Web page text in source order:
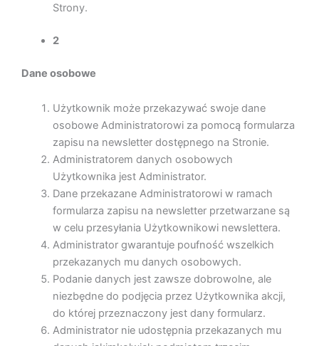
Strony.
2
Dane osobowe
Użytkownik może przekazywać swoje dane
osobowe Administratorowi za pomocą formularza
zapisu na newsletter dostępnego na Stronie.
Administratorem danych osobowych
Użytkownika jest Administrator.
Dane przekazane Administratorowi w ramach
formularza zapisu na newsletter przetwarzane są
w celu przesyłania Użytkownikowi newslettera.
Administrator gwarantuje poufność wszelkich
przekazanych mu danych osobowych.
Podanie danych jest zawsze dobrowolne, ale
niezbędne do podjęcia przez Użytkownika akcji,
do której przeznaczony jest dany formularz.
Administrator nie udostępnia przekazanych mu